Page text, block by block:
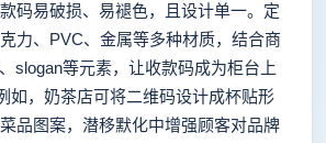
易破损、易褪色，且设计单一。定
力、PVC、金属等多种材质，结合商
slogan等元素，让收款码成为柜台上
如，奶茶店可将二维码设计成杯贴形
品图案，潜移默化中增强顾客对品牌